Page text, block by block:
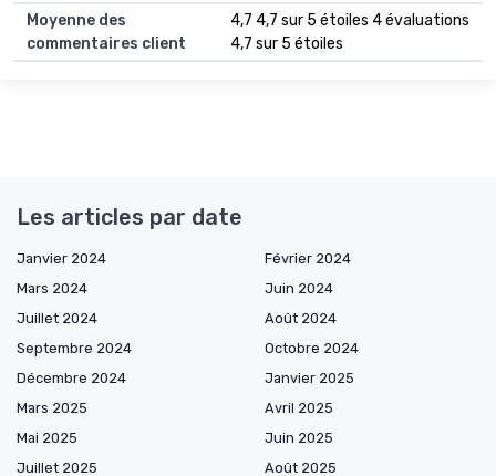
Moyenne des
commentaires client
4,7 4,7 sur 5 étoiles 4 évaluations
4,7 sur 5 étoiles
Les articles par date
Janvier 2024
Février 2024
Mars 2024
Juin 2024
Juillet 2024
Août 2024
Septembre 2024
Octobre 2024
Décembre 2024
Janvier 2025
Mars 2025
Avril 2025
Mai 2025
Juin 2025
Juillet 2025
Août 2025